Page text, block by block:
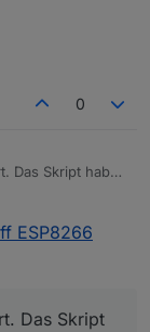
0
Das Skript hab
GPIO13(D7)
ESP8266
Das Skript